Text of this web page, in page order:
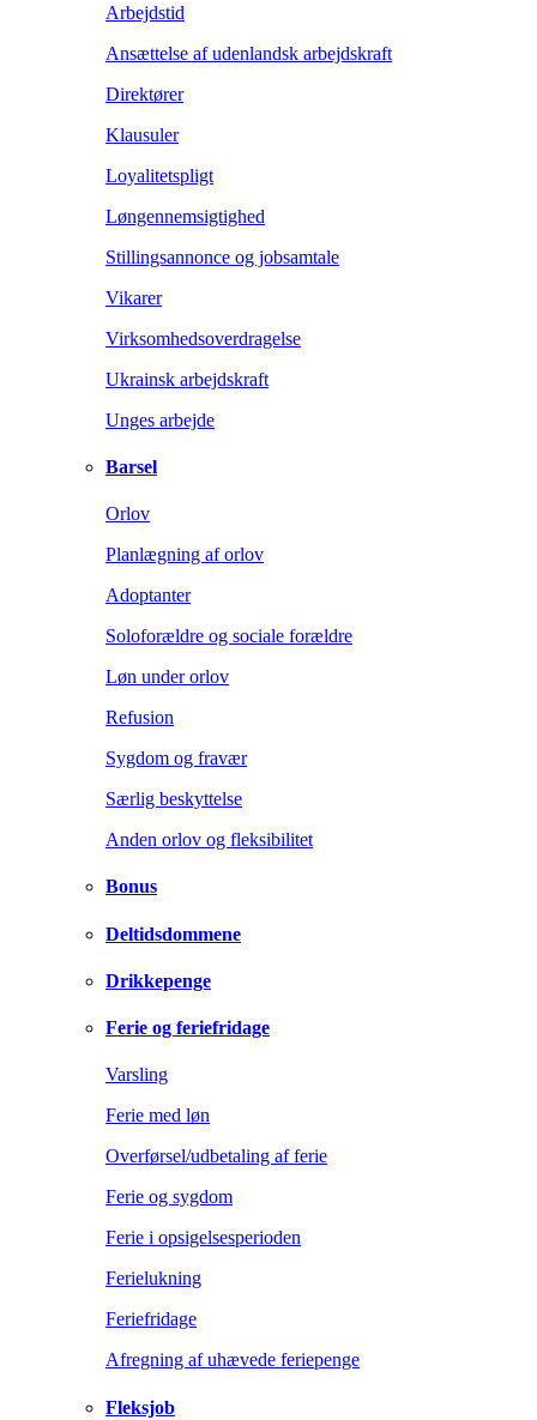
Arbejdstid
Ansættelse af udenlandsk arbejdskraft
Direktører
Klausuler
Loyalitetspligt
Løngennemsigtighed
Stillingsannonce og jobsamtale
Vikarer
Virksomhedsoverdragelse
Ukrainsk arbejdskraft
Unges arbejde
Barsel
Orlov
Planlægning af orlov
Adoptanter
Soloforældre og sociale forældre
Løn under orlov
Refusion
Sygdom og fravær
Særlig beskyttelse
Anden orlov og fleksibilitet
Bonus
Deltidsdommene
Drikkepenge
Ferie og feriefridage
Varsling
Ferie med løn
Overførsel/udbetaling af ferie
Ferie og sygdom
Ferie i opsigelsesperioden
Ferielukning
Feriefridage
Afregning af uhævede feriepenge
Fleksjob